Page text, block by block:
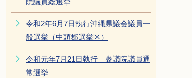
院議員総選挙
令和2年6月7日執行沖縄県議会議員一
般選挙（中頭郡選挙区）
令和元年7月21日執行 参議院議員通
常選挙